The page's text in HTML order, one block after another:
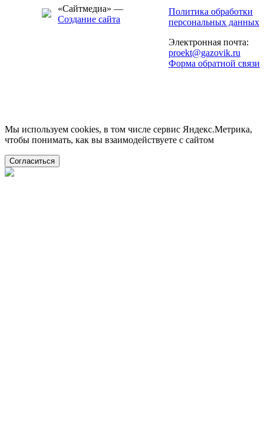
«Сайтмедиа» —
Создание сайта
Политика обработки
персональных данных
Электронная почта:
proekt@gazovik.ru
Форма обратной связи
Мы используем cookies, в том числе сервис Яндекс.Метрика,
чтобы понимать, как вы взаимодействуете с сайтом
Согласиться